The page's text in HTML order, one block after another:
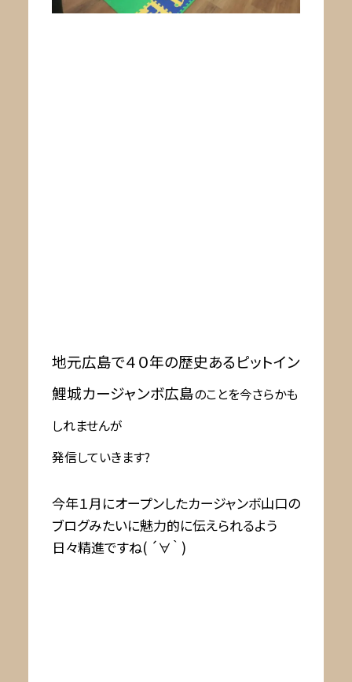
地元広島で４０年の歴史あるピットイン
鯉城カージャンボ広島のことを今さらかも
しれませんが
発信していきます?
今年１月にオープンしたカージャンボ山口の
ブログみたいに魅力的に伝えられるよう
日々精進ですね( ´∀｀ )